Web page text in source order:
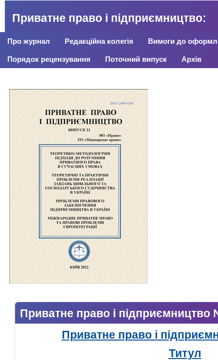
Приватне право і підприємництво:
Про журнал Редакційна колегія Вимоги до
Порядок рецензування Поточний випуск Архів
Приватне право і підприємництво
Приватне право і
Титул